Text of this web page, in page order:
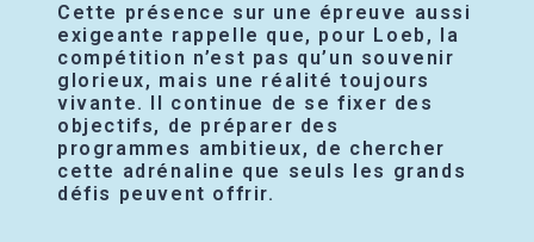
Cette présence sur une épreuve aussi
exigeante rappelle que, pour Loeb, la
compétition n’est pas qu’un souvenir
glorieux, mais une réalité toujours
vivante. Il continue de se fixer des
objectifs, de préparer des
programmes ambitieux, de chercher
cette adrénaline que seuls les grands
défis peuvent offrir.